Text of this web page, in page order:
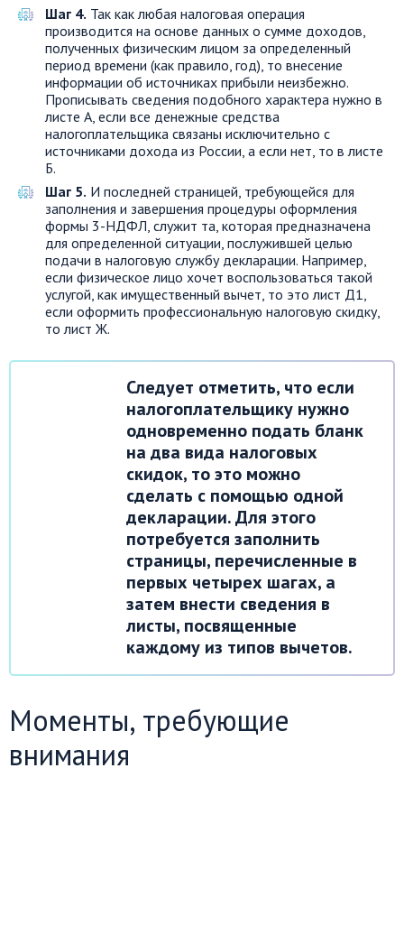
Шаг 4. Так как любая налоговая операция
производится на основе данных о сумме доходов,
полученных физическим лицом за определенный
период времени (как правило, год), то внесение
информации об источниках прибыли неизбежно.
Прописывать сведения подобного характера нужно в
листе А, если все денежные средства
налогоплательщика связаны исключительно с
источниками дохода из России, а если нет, то в листе
Б.
Шаг 5. И последней страницей, требующейся для
заполнения и завершения процедуры оформления
формы 3-НДФЛ, служит та, которая предназначена
для определенной ситуации, послужившей целью
подачи в налоговую службу декларации. Например,
если физическое лицо хочет воспользоваться такой
услугой, как имущественный вычет, то это лист Д1,
если оформить профессиональную налоговую скидку,
то лист Ж.
Следует отметить, что если
налогоплательщику нужно
одновременно подать бланк
на два вида налоговых
скидок, то это можно
сделать с помощью одной
декларации. Для этого
потребуется заполнить
страницы, перечисленные в
первых четырех шагах, а
затем внести сведения в
листы, посвященные
каждому из типов вычетов.
Моменты, требующие
внимания